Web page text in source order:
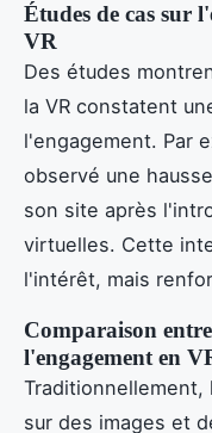
Études de cas sur
VR
Des études
la VR constatent
l'engagement. Par
observé une
son site après
virtuelles. Cette
l'intérêt, mais
Comparaison
l'engagement en
sur des images et